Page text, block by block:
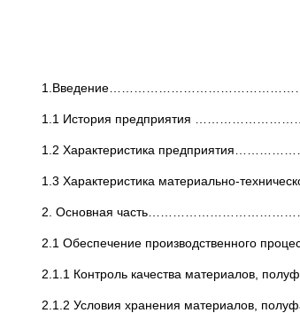
1.1 История предприятия
1.2 Характеристика
1.3 Характеристика материально-
2. Основная
2.1 Обеспечение производственного
2.1.1 Контроль качества материалов,
2.1.2 Условия хранения материалов,